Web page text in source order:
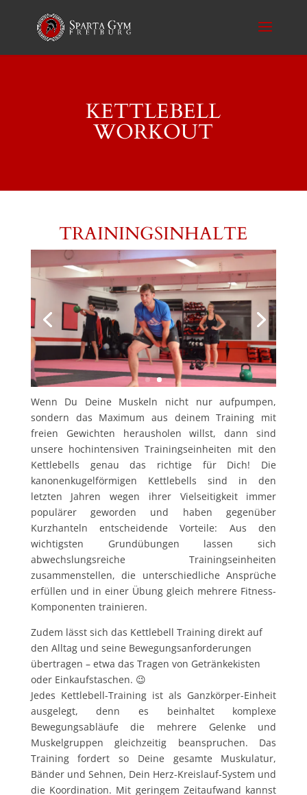
KETTLEBELL
WORKOUT
TRAININGSINHALTE
Wenn Du Deine Muskeln nicht nur aufpumpen,
sondern das Maximum aus deinem Training mit
freien Gewichten herausholen willst, dann sind
unsere hochintensiven Trainingseinheiten mit den
Kettlebells genau das richtige für Dich! Die
kanonenkugelförmigen Kettlebells sind in den
letzten Jahren wegen ihrer Vielseitigkeit immer
populärer geworden und haben gegenüber
Kurzhanteln entscheidende Vorteile: Aus den
wichtigsten Grundübungen lassen sich
abwechslungsreiche Trainingseinheiten
zusammenstellen, die unterschiedliche Ansprüche
erfüllen und in einer Übung gleich mehrere Fitness-
Komponenten trainieren.
Zudem lässt sich das Kettlebell Training direkt auf
den Alltag und seine Bewegungsanforderungen
übertragen – etwa das Tragen von Getränkekisten
oder Einkaufstaschen. 😉
Jedes Kettlebell-Training ist als Ganzkörper-Einheit
ausgelegt, denn es beinhaltet komplexe
Bewegungsabläufe die mehrere Gelenke und
Muskelgruppen gleichzeitig beanspruchen. Das
Training fordert so Deine gesamte Muskulatur,
Bänder und Sehnen, Dein Herz-Kreislauf-System und
die Koordination. Mit geringem Zeitaufwand kannst